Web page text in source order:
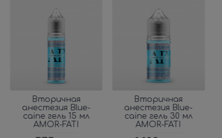
Вторичная
анестезия Blue-
caine гель 15 мл
AMOR-FATI
Вторичная
анестезия Blue-
caine гель 30 мл
AMOR-FATI